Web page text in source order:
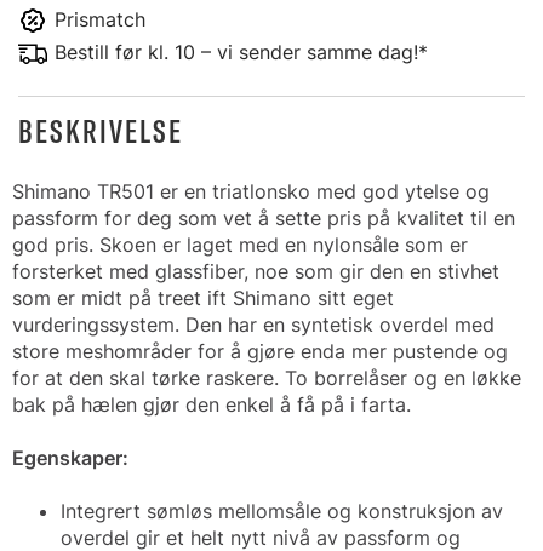
Prismatch
Bestill før kl. 10 – vi sender samme dag!*
BESKRIVELSE
Shimano TR501 er en triatlonsko med god ytelse og
passform for deg som vet å sette pris på kvalitet til en
god pris. Skoen er laget med en nylonsåle som er
forsterket med glassfiber, noe som gir den en stivhet
som er midt på treet ift Shimano sitt eget
vurderingssystem. Den har en syntetisk overdel med
store meshområder for å gjøre enda mer pustende og
for at den skal tørke raskere. To borrelåser og en løkke
bak på hælen gjør den enkel å få på i farta.
Egenskaper:
Integrert sømløs mellomsåle og konstruksjon av
overdel gir et helt nytt nivå av passform og